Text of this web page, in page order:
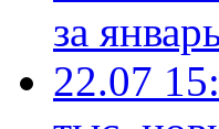
за
22.07